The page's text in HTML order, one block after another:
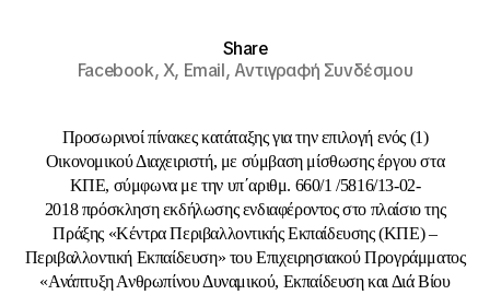
Share
Facebook,X, Email,Αντιγραφή Συνδέσμου
Προσωρινοί πίνακες κατάταξης για την επιλογή ενός (1)
Οικονομικού Διαχειριστή, με σύμβαση μίσθωσης έργου στα
ΚΠΕ, σύμφωνα με την υπ΄αριθμ. 660/1 /5816/13-02-
2018 πρόσκληση εκδήλωσης ενδιαφέροντος στο πλαίσιο της
Πράξης «Κέντρα Περιβαλλοντικής Εκπαίδευσης (ΚΠΕ) –
Περιβαλλοντική Εκπαίδευση» του Επιχειρησιακού Προγράμματος
«Ανάπτυξη Ανθρωπίνου Δυναμικού, Εκπαίδευση και Διά Βίου